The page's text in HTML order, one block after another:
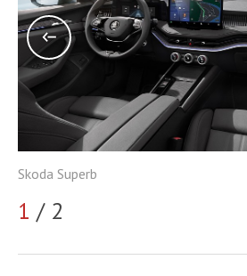
Skoda Superb
1 / 2